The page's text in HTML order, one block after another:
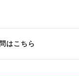
はこちら